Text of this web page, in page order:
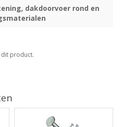
dakdoorvoer rond en
dit product.